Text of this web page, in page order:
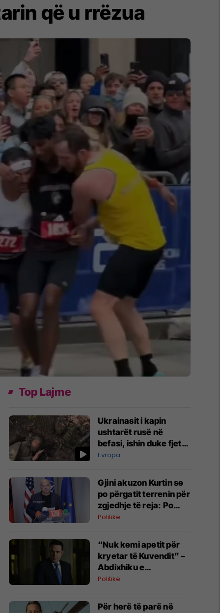
që u rrëzua
Top Lajme
Ukrainasit i kapin
ushtarët rusë në
befasi, ishin duke fjetur
në strehimoret e
Evropa
Gjini akuzon Kurtin se
po përgatit terrenin për
zgjedhje të reja: Po
manipulon opinionin
Politikë
“Nuk kemi apetit për
kryetar të Kuvendit” –
Abdixhiku e
konsideron si figurë
Politikë
Për herë të parë në